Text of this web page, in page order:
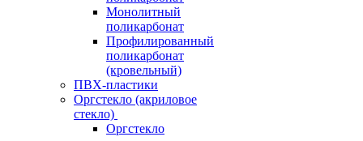
Монолитный
поликарбонат
Профилированный
поликарбонат
(кровельный)
ПВХ-пластики
Оргстекло (акриловое
стекло)
Оргстекло